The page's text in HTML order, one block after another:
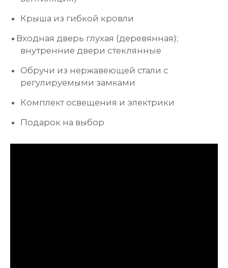
Крыша из гибкой кровли
Входная дверь глухая (деревянная);
внутренние двери стеклянные
Обручи из нержавеющей стали с
регулируемыми замками
Комплект освещения и электрики
Подарок на выбор